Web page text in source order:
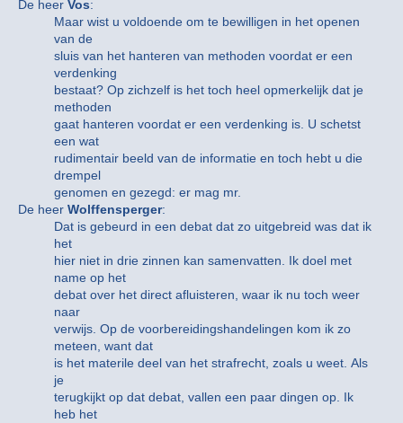
De heer Vos:
Maar wist u voldoende om te bewilligen in het openen
van de
sluis van het hanteren van methoden voordat er een
verdenking
bestaat? Op zichzelf is het toch heel opmerkelijk dat je
methoden
gaat hanteren voordat er een verdenking is. U schetst
een wat
rudimentair beeld van de informatie en toch hebt u die
drempel
genomen en gezegd: er mag mr.
De heer Wolffensperger:
Dat is gebeurd in een debat dat zo uitgebreid was dat ik
het
hier niet in drie zinnen kan samenvatten. Ik doel met
name op het
debat over het direct afluisteren, waar ik nu toch weer
naar
verwijs. Op de voorbereidingshandelingen kom ik zo
meteen, want dat
is het materile deel van het strafrecht, zoals u weet. Als
je
terugkijkt op dat debat, vallen een paar dingen op. Ik
heb het